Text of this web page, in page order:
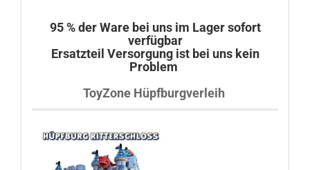
95 % der Ware bei uns im Lager sofort
verfügbar
Ersatzteil Versorgung ist bei uns kein
Problem
ToyZone Hüpfburgverleih